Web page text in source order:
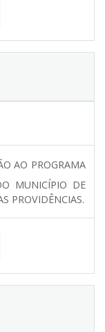
AO PROGRAMA
MUNICÍPIO DE
PROVIDÊNCIAS.